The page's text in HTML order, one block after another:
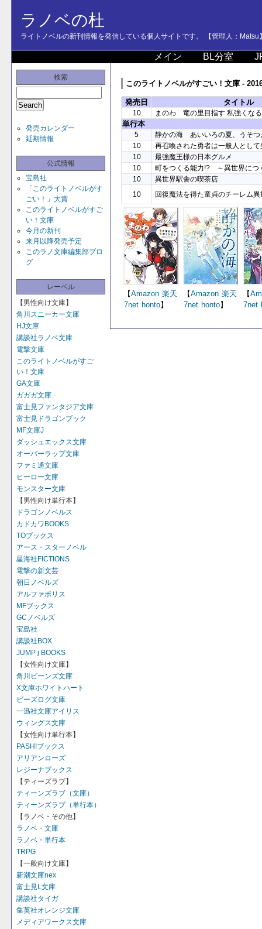
ラノベの杜
ライトノベルの新刊情報を発信している個人サイトです。 【管理人：Matsu
メイン BL分室
検索
発売カレンダー
延期情報
公式情報
宝島社
「このライトノベルがす
ごい！」大賞
このライトノベルがすご
い！文庫
今月の新刊
来月以降発売予定
このラノ文庫編集部ブロ
グ
レーベル
【男性向け文庫】
角川スニーカー文庫
HJ文庫
講談社ラノベ文庫
電撃文庫
このライトノベルがすご
い！文庫
GA文庫
ガガガ文庫
富士見ファンタジア文庫
富士見ドラゴンブック
MF文庫J
ダッシュエックス文庫
オーバーラップ文庫
ファミ通文庫
ヒーロー文庫
モンスター文庫
【男性向け単行本】
ドラゴンノベルス
カドカワBOOKS
TOブックス
アース・スターノベル
星海社FICTIONS
電撃の新文芸
朝日ノベルズ
アルファポリス
MFブックス
GCノベルズ
宝島社
講談社BOX
JUMP j BOOKS
【女性向け文庫】
角川ビーンズ文庫
X文庫ホワイトハート
ビーズログ文庫
一迅社文庫アイリス
ウィングス文庫
【女性向け単行本】
PASH!ブックス
アリアンローズ
レジーナブックス
【ティーズラブ】
ティーンズラブ（文庫）
ティーンズラブ（単行本）
【ラノベ・その他】
ラノベ・文庫
ラノベ・単行本
TRPG
【一般向け文庫】
新潮文庫nex
富士見L文庫
講談社タイガ
集英社オレンジ文庫
メディアワークス文庫
このライトノベルがすごい！文庫 -
発売日 タイトル
10 まのわ 竜の里目指す 私強くな
単行本
5
静かの海 あいいろの夏、うそつ
10
再召喚された勇者は一般人とし
10
最強魔王様の日本グルメ
10
町をつくる能力!? ～異世界につ
10
異世界駅舎の喫茶店
10
回復魔法を得た童貞のチーレム
【Amazon 楽天
7net honto】
【Amazon 楽天
7net honto】
【
7net